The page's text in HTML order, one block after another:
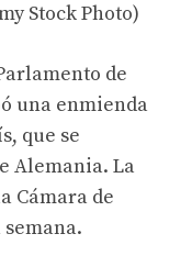
Stock Photo)
de
una enmienda
que se
Alemania. La
Cámara de